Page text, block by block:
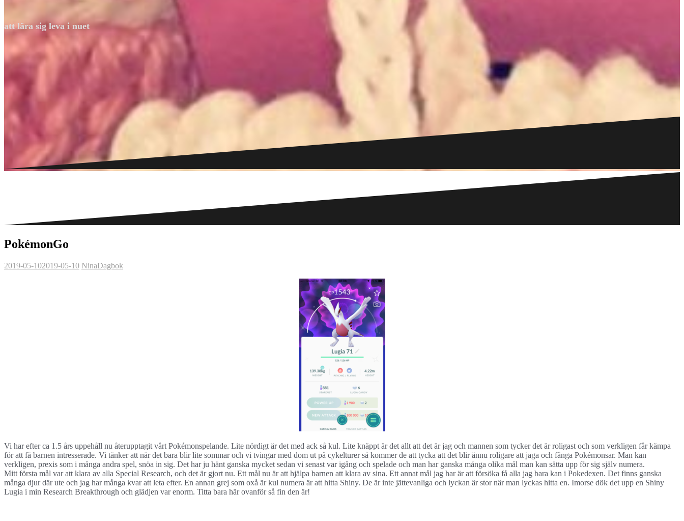
att lära sig leva i nuet
PokémonGo
2019-05-102019-05-10 NinaDagbok
Vi har efter ca 1.5 års uppehåll nu återupptagit vårt Pokémonspelande. Lite nördigt är det med ack så kul. Lite knäppt är det allt att det är jag och mannen som tycker det är roligast och som verkligen får kämpa
för att få barnen intresserade. Vi tänker att när det bara blir lite sommar och vi tvingar med dom ut på cykelturer så kommer de att tycka att det blir ännu roligare att jaga och fånga Pokémonsar. Man kan
verkligen, prexis som i många andra spel, snöa in sig. Det har ju hänt ganska mycket sedan vi senast var igång och spelade och man har ganska många olika mål man kan sätta upp för sig själv numera.
Mitt första mål var att klara av alla Special Research, och det är gjort nu. Ett mål nu är att hjälpa barnen att klara av sina. Ett annat mål jag har är att försöka få alla jag bara kan i Pokedexen. Det finns ganska
många djur där ute och jag har många kvar att leta efter. En annan grej som oxå är kul numera är att hitta Shiny. De är inte jättevanliga och lyckan är stor när man lyckas hitta en. Imorse dök det upp en Shiny
Lugia i min Research Breakthrough och glädjen var enorm. Titta bara här ovanför så fin den är!